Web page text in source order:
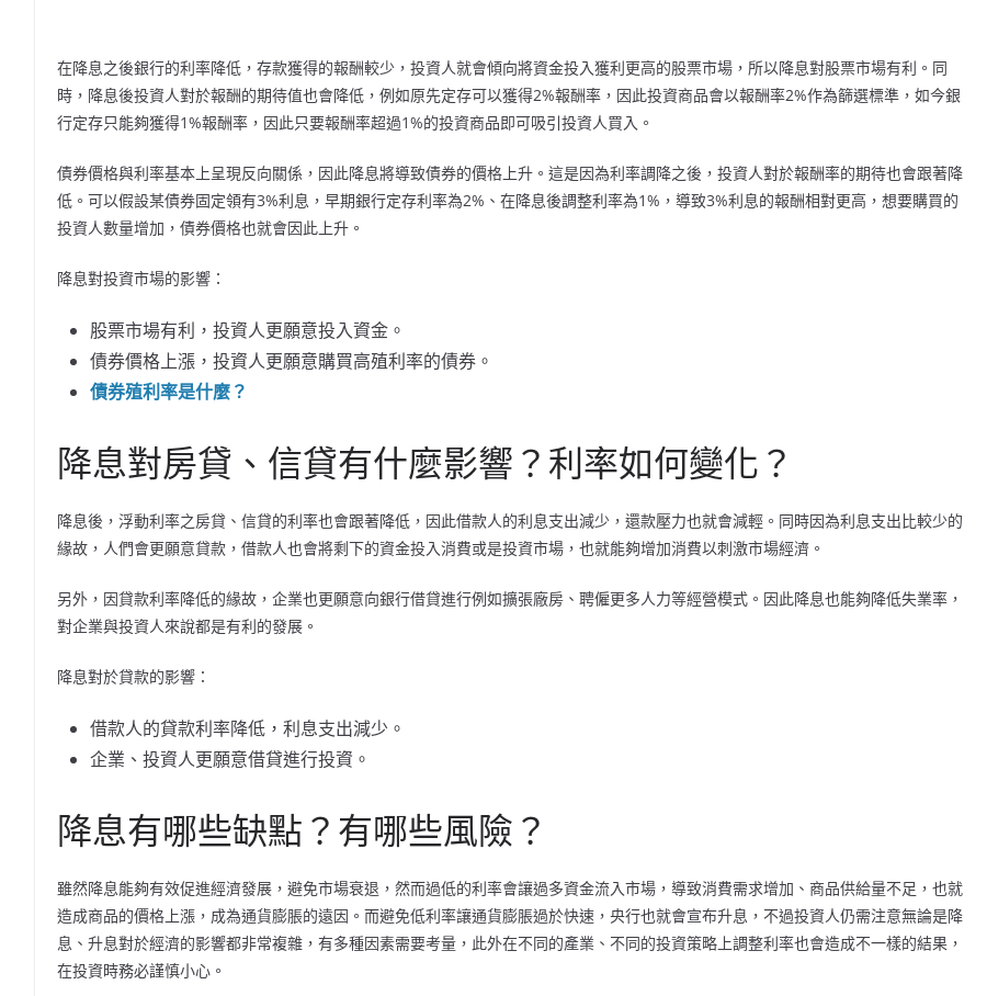
在降息之後銀行的利率降低，存款獲得的報酬較少，投資人就會傾向將資金投入獲利更高的股票市場，所以降息對股票市場有利。同
時，降息後投資人對於報酬的期待值也會降低，例如原先定存可以獲得2%報酬率，因此投資商品會以報酬率2%作為篩選標準，如今銀
行定存只能夠獲得1%報酬率，因此只要報酬率超過1%的投資商品即可吸引投資人買入。
債券價格與利率基本上呈現反向關係，因此降息將導致債券的價格上升。這是因為利率調降之後，投資人對於報酬率的期待也會跟著降
低。可以假設某債券固定領有3%利息，早期銀行定存利率為2%、在降息後調整利率為1%，導致3%利息的報酬相對更高，想要購買的
投資人數量增加，債券價格也就會因此上升。
降息對投資市場的影響：
股票市場有利，投資人更願意投入資金。
債券價格上漲，投資人更願意購買高殖利率的債券。
債券殖利率是什麼？
降息對房貸、信貸有什麼影響？利率如何變化？
降息後，浮動利率之房貸、信貸的利率也會跟著降低，因此借款人的利息支出減少，還款壓力也就會減輕。同時因為利息支出比較少的
緣故，人們會更願意貸款，借款人也會將剩下的資金投入消費或是投資市場，也就能夠增加消費以刺激市場經濟。
另外，因貸款利率降低的緣故，企業也更願意向銀行借貸進行例如擴張廠房、聘僱更多人力等經營模式。因此降息也能夠降低失業率，
對企業與投資人來說都是有利的發展。
降息對於貸款的影響：
借款人的貸款利率降低，利息支出減少。
企業、投資人更願意借貸進行投資。
降息有哪些缺點？有哪些風險？
雖然降息能夠有效促進經濟發展，避免市場衰退，然而過低的利率會讓過多資金流入市場，導致消費需求增加、商品供給量不足，也就
造成商品的價格上漲，成為通貨膨脹的遠因。而避免低利率讓通貨膨脹過於快速，央行也就會宣布升息，不過投資人仍需注意無論是降
息、升息對於經濟的影響都非常複雜，有多種因素需要考量，此外在不同的產業、不同的投資策略上調整利率也會造成不一樣的結果，
在投資時務必謹慎小心。